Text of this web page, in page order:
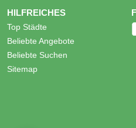
HILFREICHES
Top Städte
Beliebte Angebote
Beliebte Suchen
Sitemap